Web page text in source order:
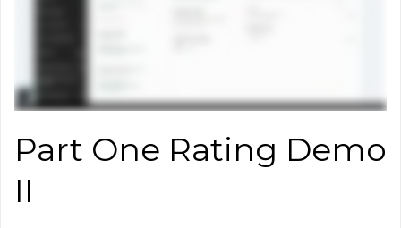
Part One Rating Demo
II